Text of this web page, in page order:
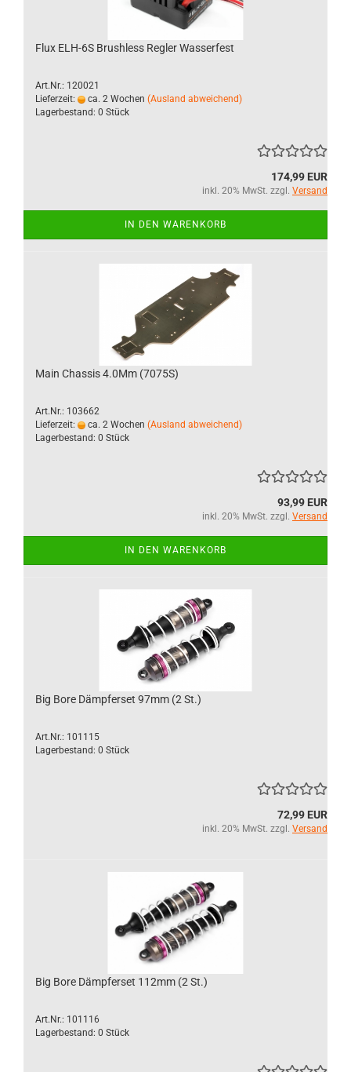
Flux ELH-6S Brushless Regler Wasserfest
Art.Nr.: 120021
Lieferzeit:
ca. 2 Wochen (Ausland abweichend)
Lagerbestand: 0 Stück
174,99 EUR
inkl. 20% MwSt. zzgl. Versand
IN DEN WARENKORB
Main Chassis 4.0Mm (7075S)
Art.Nr.: 103662
Lieferzeit:
ca. 2 Wochen (Ausland abweichend)
Lagerbestand: 0 Stück
93,99 EUR
inkl. 20% MwSt. zzgl. Versand
IN DEN WARENKORB
Big Bore Dämpferset 97mm (2 St.)
Art.Nr.: 101115
Lagerbestand: 0 Stück
72,99 EUR
inkl. 20% MwSt. zzgl. Versand
Big Bore Dämpferset 112mm (2 St.)
Art.Nr.: 101116
Lagerbestand: 0 Stück